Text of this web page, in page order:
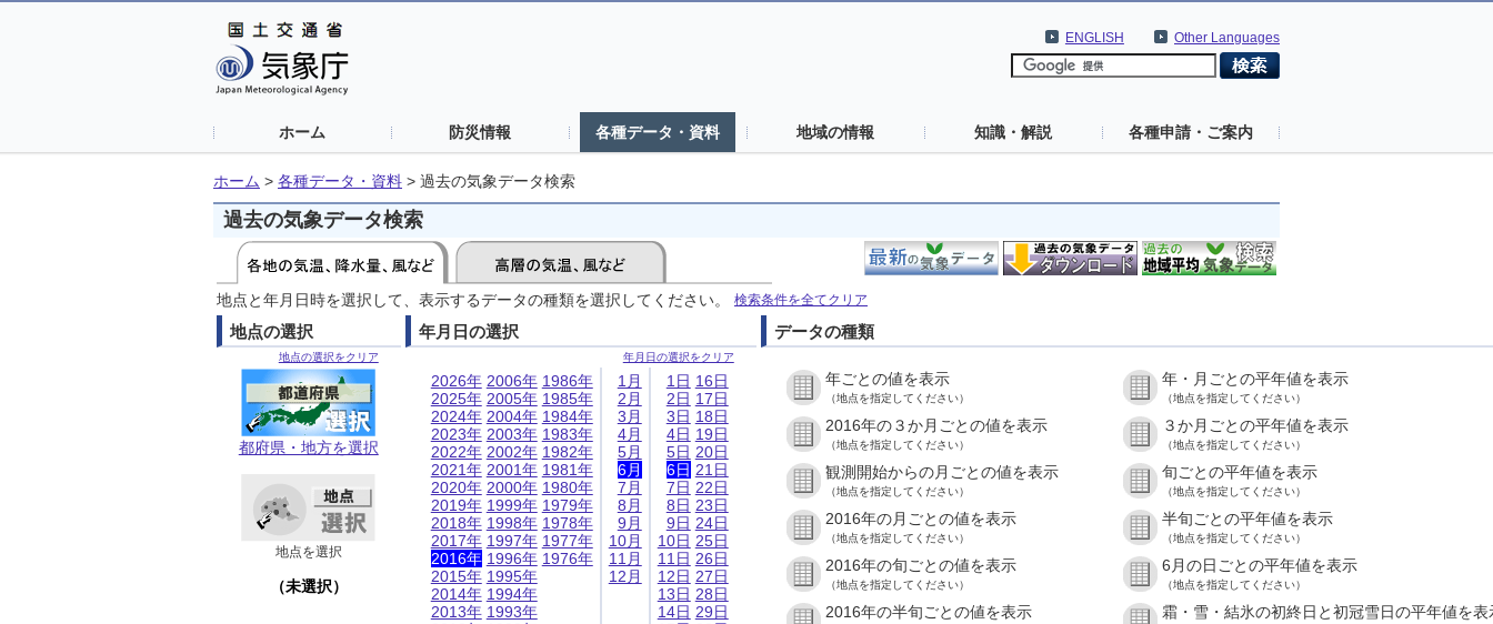
Other Languages
ENGLISH
ホーム 防災情報 各種データ・資料 地域の情報 知識・解説 各種申請・ご案内
ホーム > 各種データ・資料 > 過去の気象データ検索
過去の気象データ検索
地点と年月日時を選択して、表示するデータの種類を選択してください。 検索条件を全てクリア
地点の選択
地点の選択をクリア
都府県・地方を選択
地点を選択
（未選択）
年月日の選択
年月日の選択をクリア
2026年
2025年
2024年
2023年
2022年
2021年
2020年
2019年
2018年
2017年
2016年
2015年
2014年
2013年
2006年
2005年
2004年
2003年
2002年
2001年
2000年
1999年
1998年
1997年
1996年
1995年
1994年
1993年
1986年
1985年
1984年
1983年
1982年
1981年
1980年
1979年
1978年
1977年
1976年
1月
2月
3月
4月
5月
6月
7月
8月
9月
10月
11月
12月
1日
2日
3日
4日
5日
6日
7日
8日
9日
10日
11日
12日
13日
14日
16日
17日
18日
19日
20日
21日
22日
23日
24日
25日
26日
27日
28日
29日
データの種類
年ごとの値を表示
（地点を指定してください）
年・月ごとの平年値を表示
（地点を指定してください）
2016年の３か月ごとの値を表示
（地点を指定してください）
３か月ごとの平年値を表示
（地点を指定してください）
観測開始からの月ごとの値を表示
（地点を指定してください）
旬ごとの平年値を表示
（地点を指定してください）
2016年の月ごとの値を表示
（地点を指定してください）
半旬ごとの平年値を表示
（地点を指定してください）
2016年の旬ごとの値を表示
（地点を指定してください）
6月の日ごとの平年値を表示
（地点を指定してください）
2016年の半旬ごとの値を表示 霜・雪・結氷の初終日と初冠雪日の平年値を表